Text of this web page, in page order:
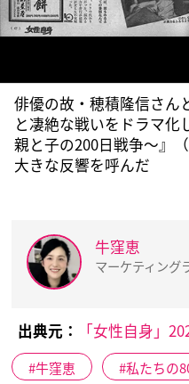
俳優の故・穂積隆信さん
と凄絶な戦いをドラマ化
親と子の200日戦争〜』
大きな反響を呼んだ
牛窪恵
マーケティング
出典元： 「女性自身」
牛窪恵 私たちの